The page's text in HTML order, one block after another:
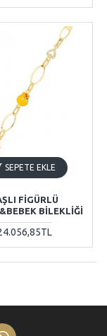
FIGÜRLÜ
BILEKLIĞI
SEPETE EKLE